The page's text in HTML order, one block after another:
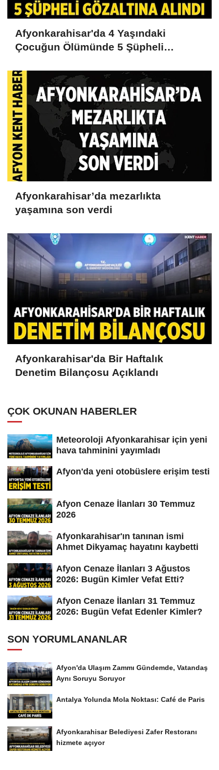
Afyonkarahisar'da 4 Yaşındaki
Çocuğun Ölümünde 5 Şüpheli
Afyonkarahisar’da mezarlıkta
yaşamına son verdi
Afyonkarahisar'da Bir Haftalık
Denetim Bilançosu Açıklandı
ÇOK OKUNAN HABERLER
Meteoroloji Afyonkarahisar için yeni
hava tahminini yayımladı
Afyon'da yeni otobüslere erişim testi
Afyon Cenaze İlanları 30 Temmuz
2026
Afyonkarahisar'ın tanınan ismi
Ahmet Dikyamaç hayatını kaybetti
Afyon Cenaze İlanları 3 Ağustos
2026: Bugün Kimler Vefat Etti?
Afyon Cenaze İlanları 31 Temmuz
2026: Bugün Vefat Edenler Kimler?
SON YORUMLANANLAR
Afyon'da Ulaşım Zammı Gündemde, Vatandaş
Aynı Soruyu Soruyor
Antalya Yolunda Mola Noktası: Café de Paris
Afyonkarahisar Belediyesi Zafer Restoranı
hizmete açıyor